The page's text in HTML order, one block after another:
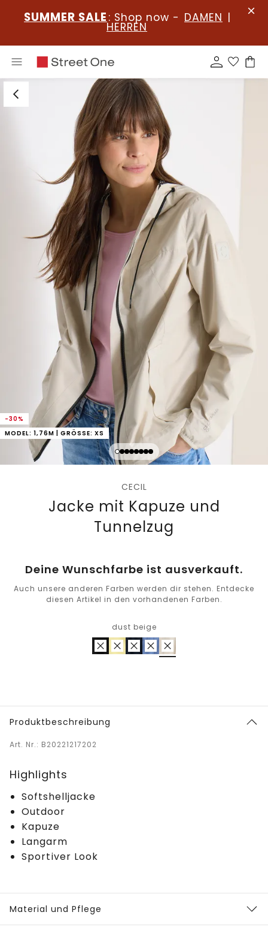
SUMMER SALE : Shop now - DAMEN |
HERREN
-30%
MODEL: 1,76M | GRÖSSE: XS
CECIL
Jacke mit Kapuze und
Tunnelzug
Deine Wunschfarbe ist ausverkauft.
Auch unsere anderen Farben werden dir stehen. Entdecke
diesen Artikel in den vorhandenen Farben.
dust beige
Produktbeschreibung
Art. Nr.: B20221217202
Highlights
Softshelljacke
Outdoor
Kapuze
Langarm
Sportiver Look
Material und Pflege